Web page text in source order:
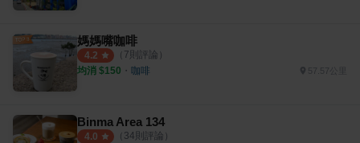
媽媽嘴咖啡
4.2 （ 7則評論）
均消 $150 ・ 咖啡 57.57公里
Binma Area 134
4.0 （ 34則評論）